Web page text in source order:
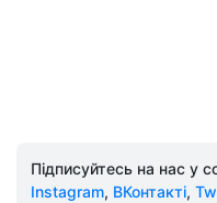
Підписуйтесь на нас у
Instagram, ВКонтакті,